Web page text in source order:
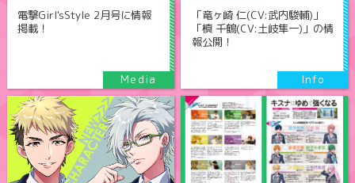
電撃Girl'sStyle 2月号に情報
掲載！
「竜ヶ崎 仁(CV:武内駿輔)」
「槙 千鶴(CV:土岐隼一)」の情
報公開！